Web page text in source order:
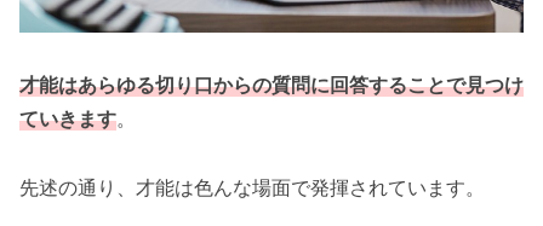
才能はあらゆる切り口からの質問に回答することで見つけ
ていきます。
先述の通り、才能は色んな場面で発揮されています。